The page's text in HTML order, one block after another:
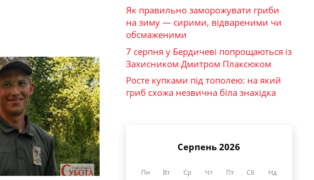
Як правильно заморожувати гриби
на зиму — сирими, відвареними чи
обсмаженими
7 серпня у Бердичеві попрощаються із
Захисником Дмитром Плаксюком
Росте купками під тополею: на який
гриб схожа незвична біла знахідка
Серпень 2026
Пн Вт Ср Чт Пт Сб Нд